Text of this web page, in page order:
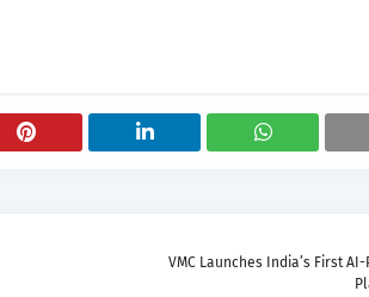
VMC Launches India’s First